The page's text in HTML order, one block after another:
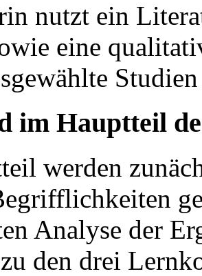
nutzt ein
eine
im Hauptteil
werden
Analyse der
den drei